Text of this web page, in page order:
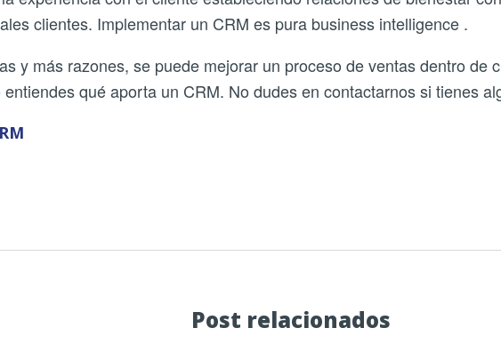
clientes. Implementar un CRM es pura business intelligence .
y más razones, se puede mejorar un proceso de ventas dentro de
entiendes qué aporta un CRM. No dudes en contactarnos si tienes
Post relacionados